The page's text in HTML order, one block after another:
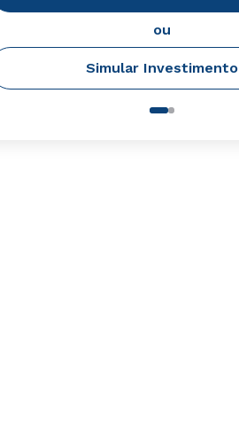
ou
Simular Investimento